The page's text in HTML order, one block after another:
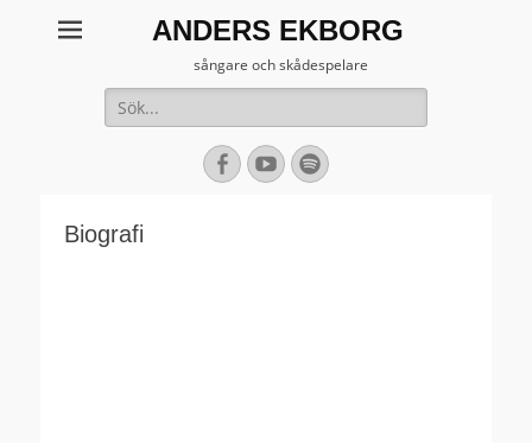
ANDERS EKBORG
sångare och skådespelare
Sök
efter:
Facebook
YouTubeSpotify
Biografi